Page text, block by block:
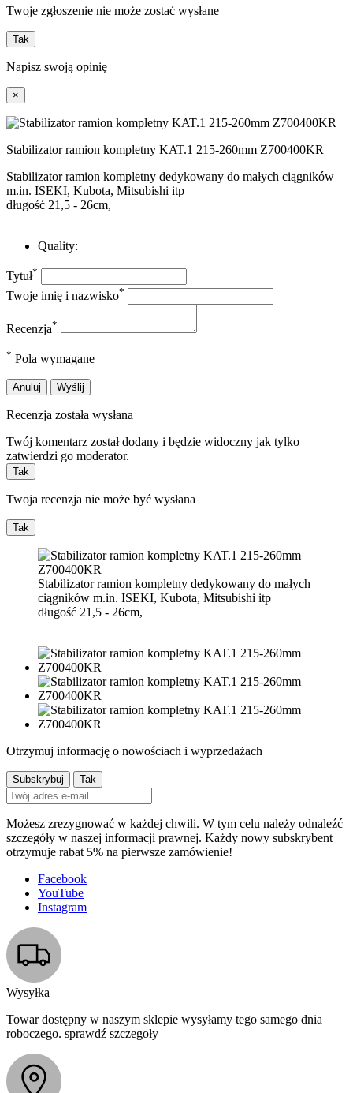
Twoje zgłoszenie nie może zostać wysłane
Tak
Napisz swoją opinię
×
Stabilizator ramion kompletny KAT.1 215-260mm Z700400KR
Stabilizator ramion kompletny dedykowany do małych ciągników
m.in. ISEKI, Kubota, Mitsubishi itp
długość 21,5 - 26cm,
Quality:
Tytuł*
Twoje imię i nazwisko*
Recenzja*
* Pola wymagane
Anuluj Wyślij
Recenzja została wysłana
Twój komentarz został dodany i będzie widoczny jak tylko
zatwierdzi go moderator.
Tak
Twoja recenzja nie może być wysłana
Tak
Stabilizator ramion kompletny dedykowany do małych
ciągników m.in. ISEKI, Kubota, Mitsubishi itp
długość 21,5 - 26cm,
Otrzymuj informację o nowościach i wyprzedażach
Możesz zrezygnować w każdej chwili. W tym celu należy odnaleźć
szczegóły w naszej informacji prawnej. Każdy nowy subskrybent
otrzymuje rabat 5% na pierwsze zamówienie!
Facebook
YouTube
Instagram
Wysyłka
Towar dostępny w naszym sklepie wysyłamy tego samego dnia
roboczego. sprawdź szczegoły